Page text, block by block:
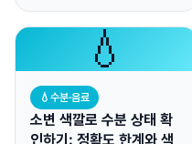
💧
💧 수분·음료
소변 색깔로 수분 상태 확
인하기: 정확도 한계와 색